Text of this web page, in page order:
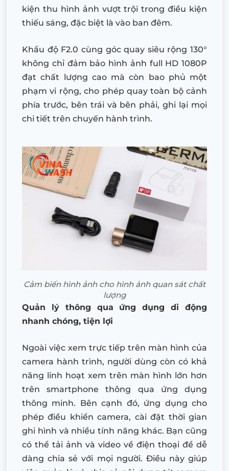
kiện thu hình ảnh vượt trội trong điều kiện
thiếu sáng, đặc biệt là vào ban đêm.
Khẩu độ F2.0 cùng góc quay siêu rộng 130°
không chỉ đảm bảo hình ảnh full HD 1080P
đạt chất lượng cao mà còn bao phủ một
phạm vi rộng, cho phép quay toàn bộ cảnh
phía trước, bên trái và bên phải, ghi lại mọi
chi tiết trên chuyến hành trình.
Cảm biến hình ảnh cho hình ảnh quan sát chất
lượng
Quản lý thông qua ứng dụng di động
nhanh chóng, tiện lợi
Ngoài việc xem trực tiếp trên màn hình của
camera hành trình, người dùng còn có khả
năng linh hoạt xem trên màn hình lớn hơn
trên smartphone thông qua ứng dụng
thông minh. Bên cạnh đó, ứng dụng cho
phép điều khiển camera, cài đặt thời gian
ghi hình và nhiều tính năng khác. Bạn cũng
có thể tải ảnh và video về điện thoại để dễ
dàng chia sẻ với mọi người. Điều này giúp